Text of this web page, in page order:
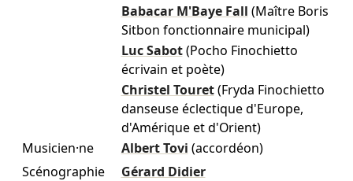
Babacar M'Baye Fall (Maître Boris
Sitbon fonctionnaire municipal)
Luc Sabot (Pocho Finochietto
écrivain et poète)
Christel Touret (Fryda Finochietto
danseuse éclectique d'Europe,
d'Amérique et d'Orient)
Musicien·ne
Albert Tovi (accordéon)
Scénographie
Gérard Didier